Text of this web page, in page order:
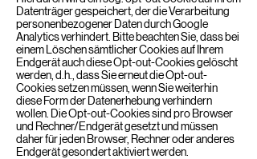
Datenträger gespeichert, der die Verarbeitung
personenbezogener Daten durch Google
Analytics verhindert. Bitte beachten Sie, dass bei
einem Löschen sämtlicher Cookies auf Ihrem
Endgerät auch diese Opt-out-Cookies gelöscht
werden, d.h., dass Sie erneut die Opt-out-
Cookies setzen müssen, wenn Sie weiterhin
diese Form der Datenerhebung verhindern
wollen. Die Opt-out-Cookies sind pro Browser
und Rechner/Endgerät gesetzt und müssen
daher für jeden Browser, Rechner oder anderes
Endgerät gesondert aktiviert werden.